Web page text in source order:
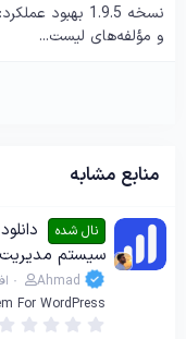
نسخه 1.9.5
و مؤلفه‌های لیست...
منابع مشابه
نال شده
سیستم
Ahmad
For WordPress